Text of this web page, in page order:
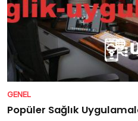
GENEL
Popüler Sağlık